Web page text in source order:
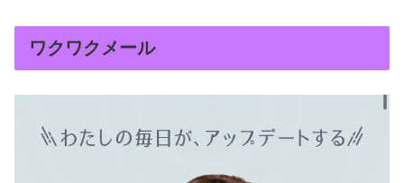
ワクワクメール